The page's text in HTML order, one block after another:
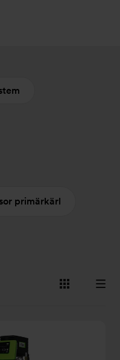
primärkärl
Visa
Visa